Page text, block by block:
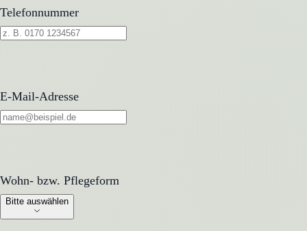
Telefonnummer
E-Mail-Adresse
Wohn- bzw. Pflegeform
Wohn- bzw. Pflegeform
Bitte auswählen